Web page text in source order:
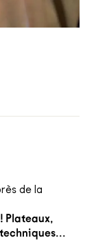
Plateaux,
de la